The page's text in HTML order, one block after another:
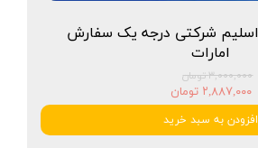
دسته بازی PS4 اسلیم شرکتی درجه یک سفارش
امارات
۳,۰۰۰,۰۰۰ تومان
۲,۸۸۷,۰۰۰ تومان
افزودن به سبد خرید